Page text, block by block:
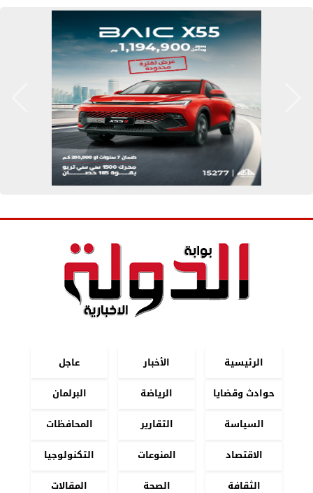
الرئيسية الأخبار
عاجل
حوادث وقضايا
الرياضة
البرلمان
السياسة
التقارير
المحافظات
الاقتصاد
المنوعات
التكنولوجيا
الثقافة
الصحة المقالات